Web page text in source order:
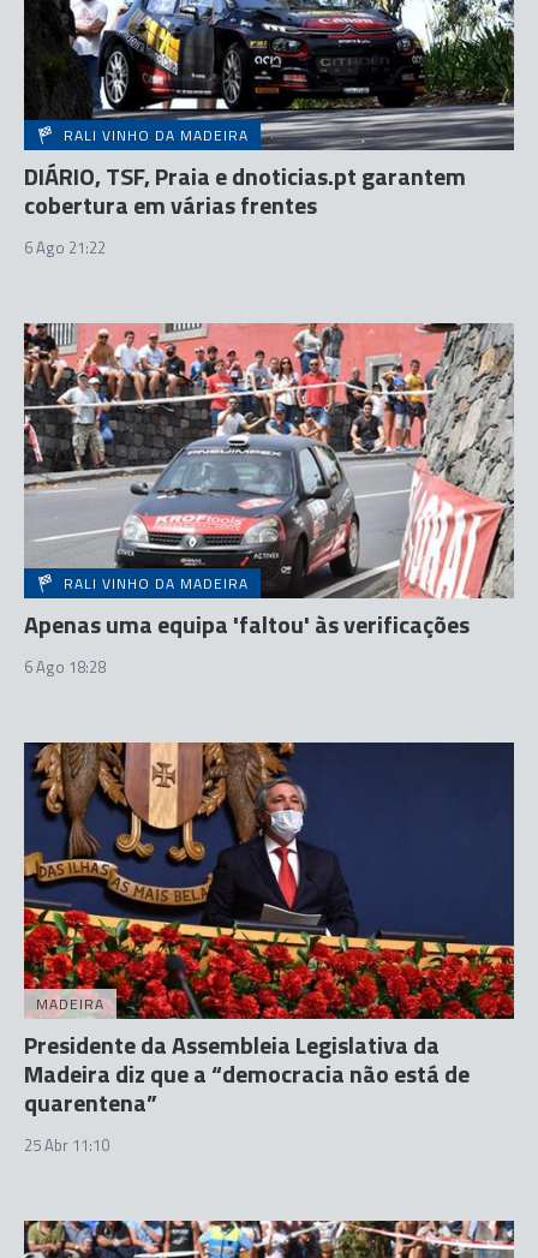
RALI VINHO DA MADEIRA
DIÁRIO, TSF, Praia e dnoticias.pt garantem
cobertura em várias frentes
6 Ago 21:22
RALI VINHO DA MADEIRA
Apenas uma equipa 'faltou' às verificações
6 Ago 18:28
MADEIRA
Presidente da Assembleia Legislativa da
Madeira diz que a “democracia não está de
quarentena”
25 Abr 11:10